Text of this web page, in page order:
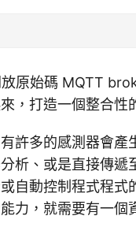
原始碼 MQTT
，打造一個整合性
許多的感測器會
析、或是直接傳
自動控制程式程
力，就需要有一個